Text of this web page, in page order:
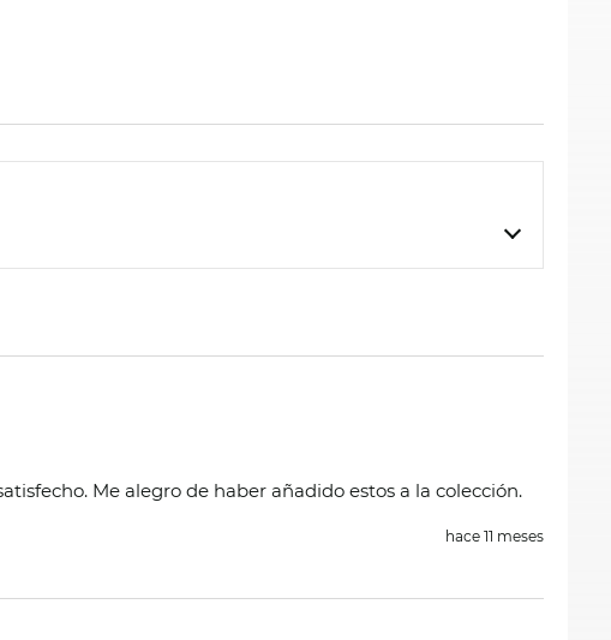
Me alegro de haber añadido estos a la colección.
hace 11 meses